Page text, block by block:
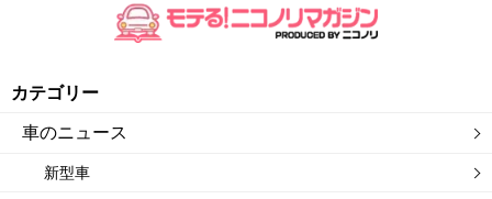
カテゴリー
車のニュース
新型車